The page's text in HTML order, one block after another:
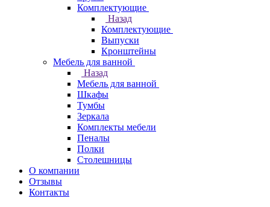
Комплектующие
Назад
Комплектующие
Выпуски
Кронштейны
Мебель для ванной
Назад
Мебель для ванной
Шкафы
Тумбы
Зеркала
Комплекты мебели
Пеналы
Полки
Столешницы
О компании
Отзывы
Контакты